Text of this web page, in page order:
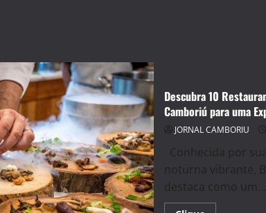
Descubra 10
Camboriú para uma
JORNAL CAMBORIU
Conhecida por
noturna vibrante,
destaca como um...